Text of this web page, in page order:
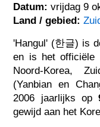
Datum: vrijdag 9
Land / gebied:
'Hangul' (한글) is
en is het officiële
Noord-Korea,
(Yanbian en
2006 jaarlijks op
gewijd aan het